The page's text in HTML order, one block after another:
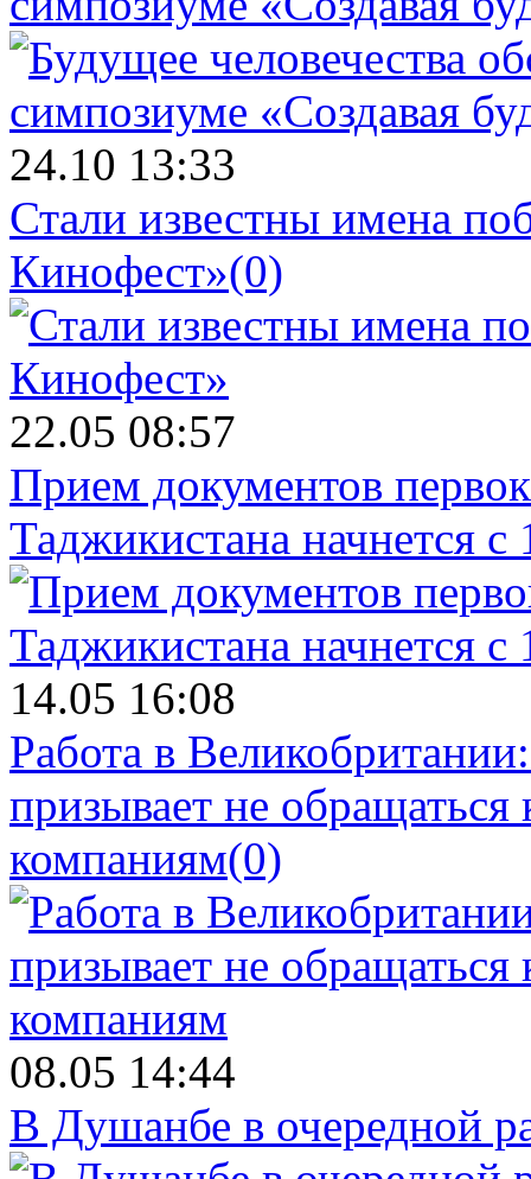
24.10 13:33
Стали известны имена
Кинофест»(0)
22.05 08:57
Прием документов
Таджикистана начнется с
14.05 16:08
Работа в
призывает не
компаниям(0)
08.05 14:44
В Душанбе в очередной